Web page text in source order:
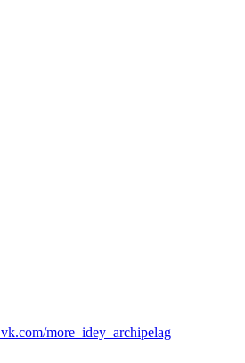
vk.com/more_idey_archipelag